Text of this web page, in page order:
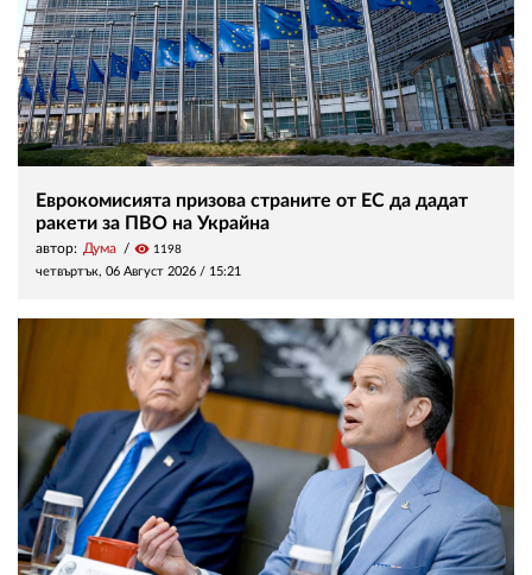
Еврокомисията призова страните от ЕС да дадат
ракети за ПВО на Украйна
автор: Дума visibility 1198
четвъртък, 06 Август 2026 / 15:21